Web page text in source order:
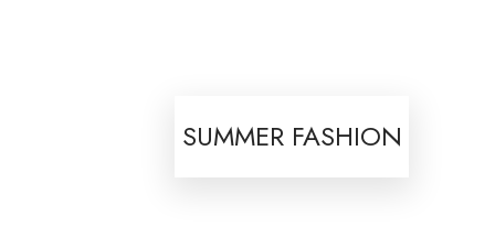
SUMMER FASHION